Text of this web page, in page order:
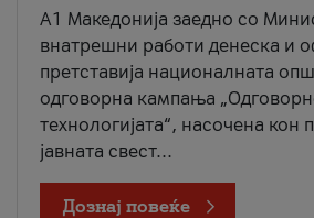
A1 Македонија заедно со
внатрешни работи денеска и
претставија националната
одговорна кампања
технологијата“, насочена кон
јавната свест...
Дознај повеќе